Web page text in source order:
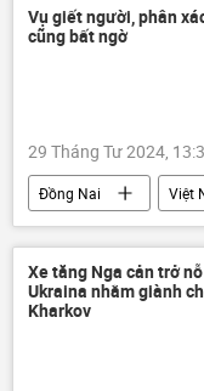
sản xuất
Vụ giết người, phân
cũng bất ngờ
29 Tháng Tư 2024,
Đồng Nai Việt
Pháp luật
bác
bệnh viện
Xe tăng Nga cản trở
Ukraina nhằm giành
Kharkov